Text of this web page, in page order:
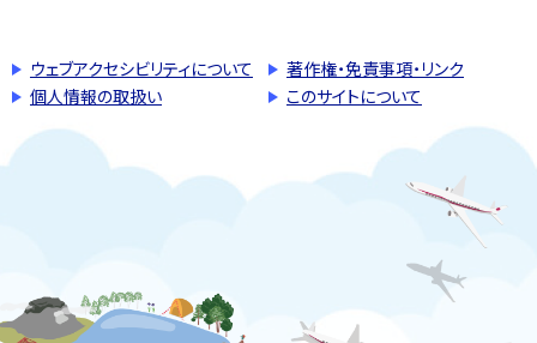
ウェブアクセシビリティについて
著作権・免責事項・リンク
個人情報の取扱い
このサイトについて